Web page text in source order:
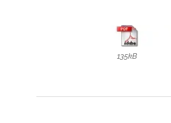
135kB